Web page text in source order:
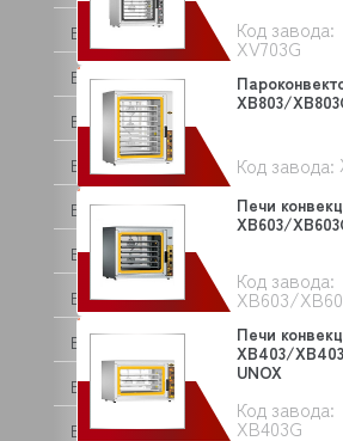
BESSERVACUUM
BEST FOR
BIZERBA
BLANCO
BONGARD
BONNET
BORES
BOURGEOIS
BRAHMA
BRANDFORD
Код завода:
XV703G
Код завода:
XB803/
Код завода:
XB603/
Печи
XB603/
Код завода:
XB403G
Печи
XB403/
UNOX